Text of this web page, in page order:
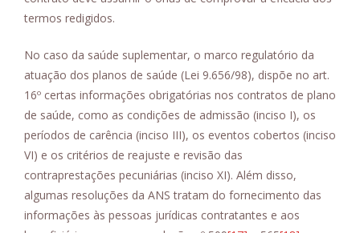
termos redigidos.
No caso da saúde suplementar, o marco regulatório da
atuação dos planos de saúde (Lei 9.656/98), dispõe no art.
16º certas informações obrigatórias nos contratos de plano
de saúde, como as condições de admissão (inciso I), os
períodos de carência (inciso III), os eventos cobertos (inciso
VI) e os critérios de reajuste e revisão das
contraprestações pecuniárias (inciso XI). Além disso,
algumas resoluções da ANS tratam do fornecimento das
informações às pessoas jurídicas contratantes e aos